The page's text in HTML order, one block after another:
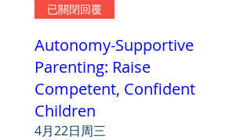
已關閉回覆
Autonomy-Supportive
Parenting: Raise
Competent, Confident
Children
4月22日周三